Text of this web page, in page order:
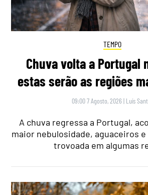
TEMPO
Chuva volta a Portugal
estas serão as regiões
09:00 7 Agosto, 2026 | Luís
A chuva regressa a Portugal,
maior nebulosidade, aguaceiros
trovoada em algumas